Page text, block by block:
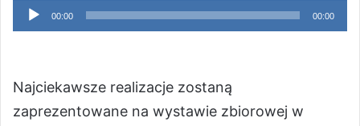
Odtwarzacz
plików
00:00 00:00
Najciekawsze realizacje zostaną
zaprezentowane na wystawie zbiorowej w